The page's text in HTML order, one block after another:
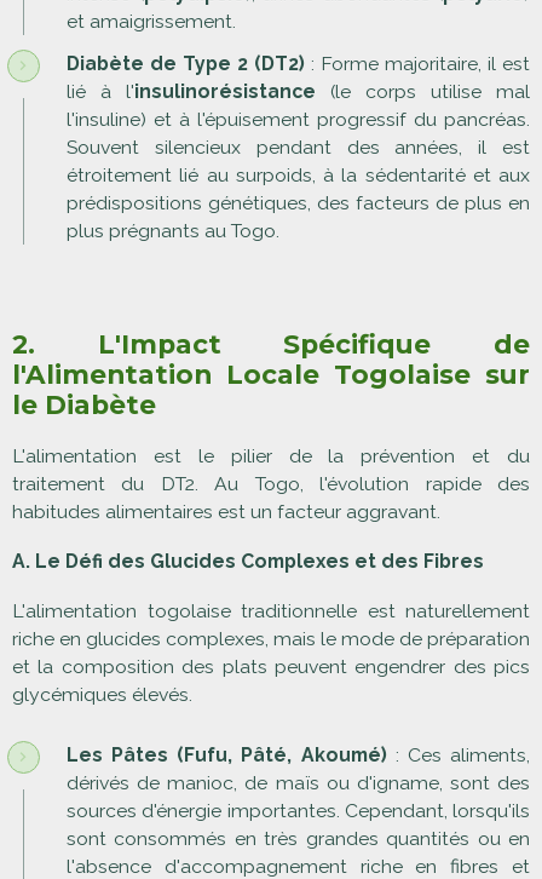
et amaigrissement.
Diabète de Type 2 (DT2) : Forme majoritaire, il est
lié à l'insulinorésistance (le corps utilise mal
l'insuline) et à l'épuisement progressif du pancréas.
Souvent silencieux pendant des années, il est
étroitement lié au surpoids, à la sédentarité et aux
prédispositions génétiques, des facteurs de plus en
plus prégnants au Togo.
2. L'Impact Spécifique de
l'Alimentation Locale Togolaise sur
le Diabète
L'alimentation est le pilier de la prévention et du
traitement du DT2. Au Togo, l'évolution rapide des
habitudes alimentaires est un facteur aggravant.
A. Le Défi des Glucides Complexes et des Fibres
L'alimentation togolaise traditionnelle est naturellement
riche en glucides complexes, mais le mode de préparation
et la composition des plats peuvent engendrer des pics
glycémiques élevés.
Les Pâtes (Fufu, Pâté, Akoumé): Ces aliments,
dérivés de manioc, de maïs ou d'igname, sont des
sources d'énergie importantes. Cependant, lorsqu'ils
sont consommés en très grandes quantités ou en
l'absence d'accompagnement riche en fibres et